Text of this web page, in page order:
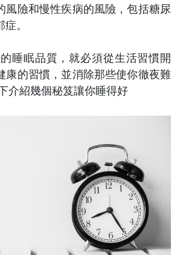
風險和慢性疾病的風險，包括糖尿
。
睡眠品質，就必須從生活習慣開
康的習慣，並消除那些使你徹夜難
介紹幾個秘笈讓你睡得好